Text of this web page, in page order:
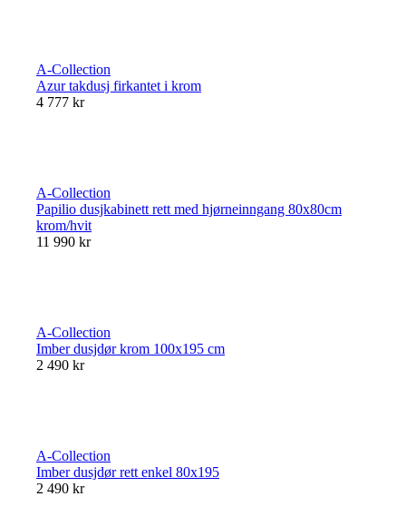
A-Collection
Azur takdusj firkantet i krom
4 777 kr
A-Collection
Papilio dusjkabinett rett med hjørneinngang 80x80cm
krom/hvit
11 990 kr
A-Collection
Imber dusjdør krom 100x195 cm
2 490 kr
A-Collection
Imber dusjdør rett enkel 80x195
2 490 kr